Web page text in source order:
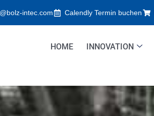
intec.com Calendly Termin buchen
HOME INNOVATION